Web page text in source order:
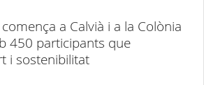
a Calvià i a la Colònia
450 participants que
i sostenibilitat